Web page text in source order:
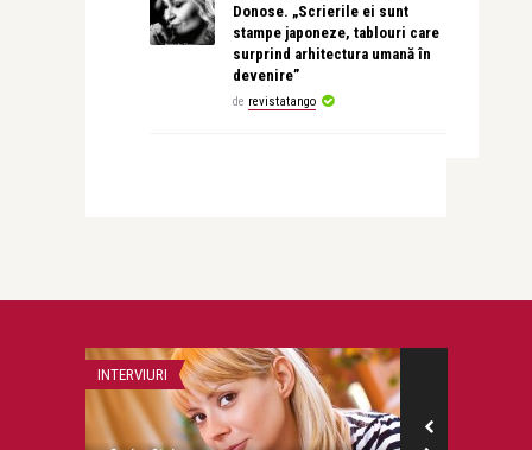
Donose. „Scrierile ei sunt
stampe japoneze, tablouri care
surprind arhitectura umană în
devenire”
de revistatango
INTERVIURI